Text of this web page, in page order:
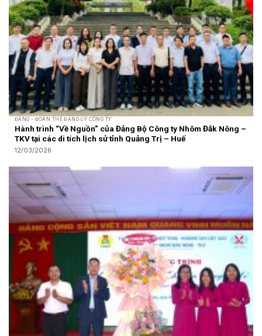
ĐẢNG - ĐOÀN THỂ ĐẢNG ỦY CÔNG TY
Hành trình “Về Nguồn” của Đảng Bộ Công ty Nhôm Đắk Nông –
TKV tại các di tích lịch sử tỉnh Quảng Trị – Huế
12/03/2026